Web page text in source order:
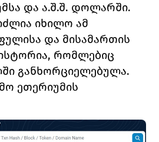
და ა.შ.შ. დოლარში.
იხილო ამ
და მისამართის
რომლებიც
განხორციელებულა.
ეთერიუმის